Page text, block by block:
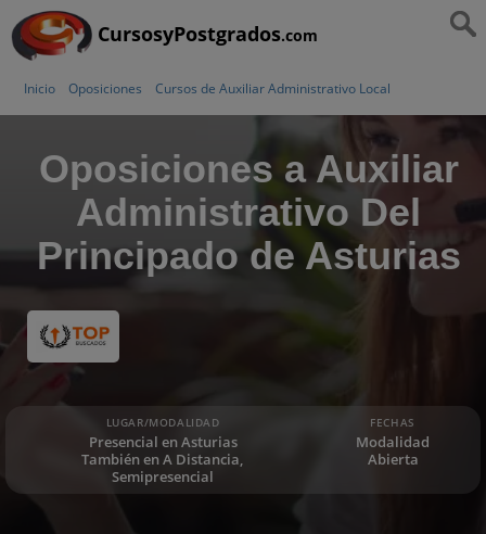
CursosyPostgrados.com
Inicio Oposiciones Cursos de Auxiliar Administrativo Local
Oposiciones a Auxiliar
Administrativo Del
Principado de Asturias
LUGAR/MODALIDAD
Presencial en Asturias
También en A Distancia,
Semipresencial
FECHAS
Modalidad
Abierta